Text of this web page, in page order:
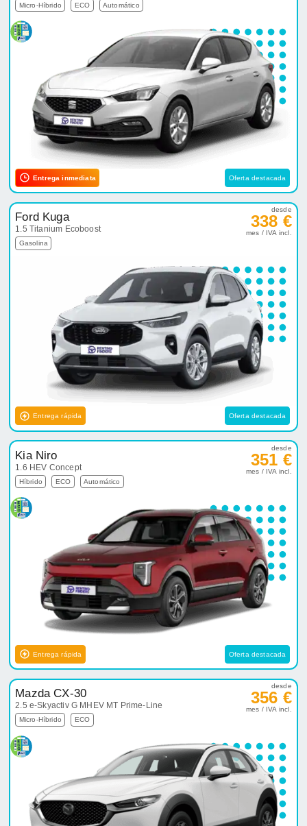
Micro-Híbrido ECO Automático
Entrega inmediata Oferta destacada
Ford Kuga
1.5 Titanium Ecoboost
Gasolina
desde
338 €
mes / IVA incl.
Entrega rápida Oferta destacada
Kia Niro
1.6 HEV Concept
Híbrido ECO Automático
desde
351 €
mes / IVA incl.
Entrega rápida Oferta destacada
Mazda CX-30
2.5 e-Skyactiv G MHEV MT Prime-Line
Micro-Híbrido ECO
desde
356 €
mes / IVA incl.